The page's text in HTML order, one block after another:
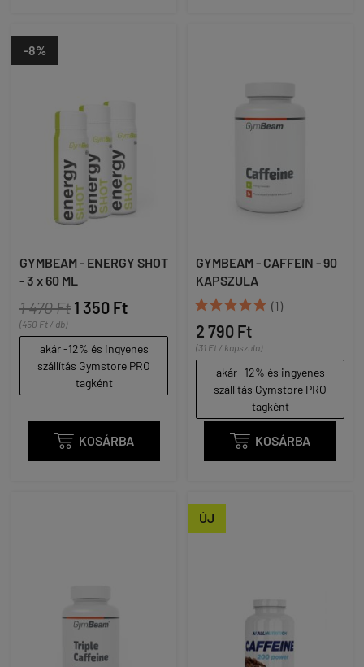
-8%
GYMBEAM - ENERGY SHOT
- 3 x 60 ML
1 470 Ft 1 350 Ft
(450 Ft / db)
akár -12% és ingyenes
szállítás Gymstore PRO
tagként
 KOSÁRBA
GYMBEAM - CAFFEIN - 90
KAPSZULA
 (1)
2 790 Ft
(31 Ft / kapszula)
akár -12% és ingyenes
szállítás Gymstore PRO
tagként
 KOSÁRBA
ÚJ